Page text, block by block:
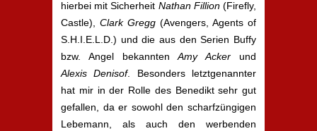
hierbei mit Sicherheit Nathan Fillion(Firefly,
Castle), Clark Gregg (Avengers, Agents of
S.H.I.E.L.D.) und die aus den Serien Buffy
bzw. Angel bekanntenAmy Acker und
Alexis Denisof. Besonders letztgenannter
hat mir in der Rolle des Benedikt sehr gut
gefallen, da er sowohl den scharfzüngigen
Lebemann, als auch den werbenden